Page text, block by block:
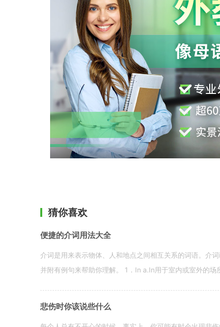
猜你喜欢
便捷的介词用法大全
介词是用来表示物体、人和地点之间相互关系的词语。介
并附有例句来帮助你理解。 1．In a.In用于室内或室外的
悲伤时你该说些什么